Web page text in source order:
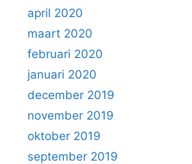
april 2020
maart 2020
februari 2020
januari 2020
december 2019
november 2019
oktober 2019
september 2019